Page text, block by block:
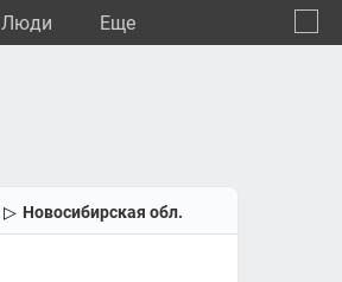
Люди Eще
▷ Новосибирская обл.